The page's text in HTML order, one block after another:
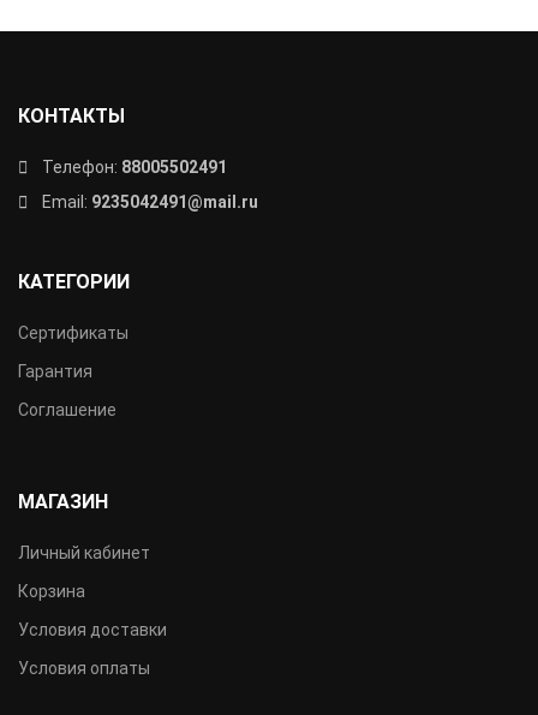
КОНТАКТЫ
Телефон: 88005502491
Email: 9235042491@mail.ru
КАТЕГОРИИ
Сертификаты
Гарантия
Соглашение
МАГАЗИН
Личный кабинет
Корзина
Условия доставки
Условия оплаты